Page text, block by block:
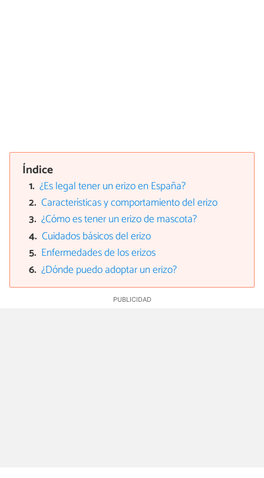
Índice
¿Es legal tener un erizo en España?
Características y comportamiento del erizo
¿Cómo es tener un erizo de mascota?
Cuidados básicos del erizo
Enfermedades de los erizos
¿Dónde puedo adoptar un erizo?